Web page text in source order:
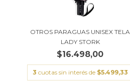
OTROS PARAGUAS UNISEX TELA
LADY STORK
$16.498,00
3 cuotas sin interés de $5.499,33